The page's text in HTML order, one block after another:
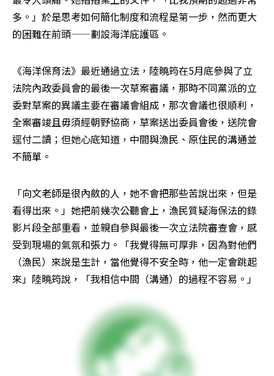
多。」於是思考如何簡化制度和流程是第一步，然而更大
的困難在前頭——劃設海洋庇護區。
《海洋保育法》最近通過立法，陸曉筠在5月底參與了立
法院內政委員會的最後一次草案審議，那時不同黨派的立
委對草案的異議主要在審議會組成，那次會議也很順利，
全案審竣且毋須經朝野協商，草案送出委員會後，送院會
逕付二讀；但她心底知道，中間與漁民、原住民的溝通並
不簡單。
「向文老師是很內斂的人，她不會把那些苦說出來，但是
看得出來。」她把前幾次公聽會上，漁民質疑海保法的錄
影片段全部重看，並親自參與最後一次立法院審查會，感
受到現場的氣氛和張力。「我覺得無可厚非，因為對他們
（漁民）來說是生計，當他覺得不安全時，他一定會跳起
來」陸曉筠說，「我相信中間（溝通）的過程不容易。」